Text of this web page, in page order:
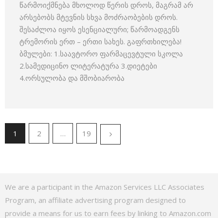
წარმოიქმნება მხოლოდ წერის დროს, მაგრამ არ
არსებობს მტევნის სხვა მოძრაობების დროს.
შესაძლოა იყოს ესენციალური; წარმოადგენს
ტრემორის ერთ – ერთი სახეს. გაფრთხილება!
ბმულები: 1.საავტორო ფარმაცევტული სკოლა
2.სამედიცინო ლიტერატურა 3.დიეტები
4.ორსულობა და მშობიარობა
1 2 … 19
We are a participant in the Amazon Services LLC Associates
Program, an affiliate advertising program designed to
provide a means for us to earn fees by linking to Amazon.com